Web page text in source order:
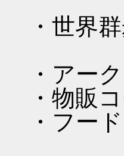
・世界
・アー
・物販
・フー